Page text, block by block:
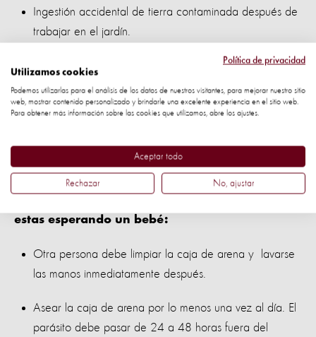
Ingestión accidental de tierra contaminada después de
trabajar en el jardín.
Accidentalmente ingiriendo las heces de un gato
infectado por primera vez con Toxoplasma (si el gato
estuvo infectado anteriormente y se reinfecta durante el
que el riesgo de transmisión sea mucho más bajo).
Y continuación mira estos consejos útiles de
estas esperando un bebé:
Otra persona debe limpiar la caja de arena y lavarse
las manos inmediatamente después.
Asear la caja de arena por lo menos una vez al día. El
parásito debe pasar de 24 a 48 horas fuera del
Política de privacidad
Utilizamos cookies
Podemos utilizarlas para el análisis de los datos de nuestros visitantes, para mejorar nuestro sitio
web, mostrar contenido personalizado y brindarle una excelente experiencia en el sitio web.
Para obtener más información sobre las cookies que utilizamos, abre los ajustes.
Aceptar todo
Rechazar No, ajustar